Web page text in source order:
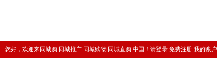
您好，欢迎来同城购 同城推广 同城购物 同城直购.中国！ 请登录 免费注册 我的账户